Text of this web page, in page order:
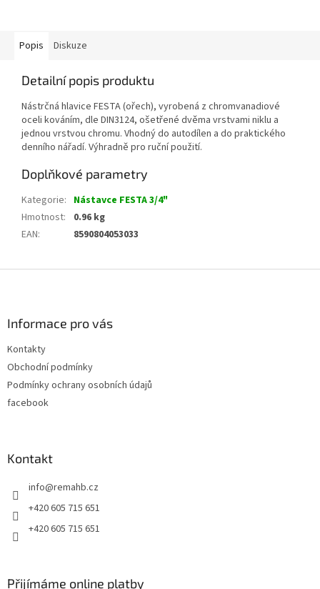
Popis Diskuze
Detailní popis produktu
Nástrčná hlavice FESTA (ořech), vyrobená z chromvanadiové
oceli kováním, dle DIN3124, ošetřené dvěma vrstvami niklu a
jednou vrstvou chromu. Vhodný do autodílen a do praktického
denního nářadí. Výhradně pro ruční použití.
Doplňkové parametry
Kategorie: Nástavce FESTA 3/4"
Hmotnost:
0.96 kg
EAN: 8590804053033
Informace pro vás
Kontakty
Obchodní podmínky
Podmínky ochrany osobních údajů
facebook
Kontakt
info@remahb.cz
+420 605 715 651
+420 605 715 651
Přijímáme online platby